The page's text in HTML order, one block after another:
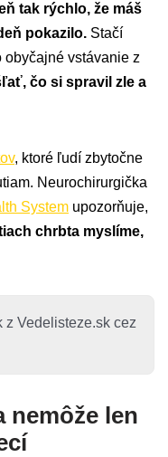
tak rýchlo, že máš
pokazilo. Stačí
vstávanie z
čo si spravil zle a
, ktoré ľudí zbytočne
Neurochirurgička
System upozorňuje,
chrbta myslíme,
z Vedelisteze.sk cez
nemôže len